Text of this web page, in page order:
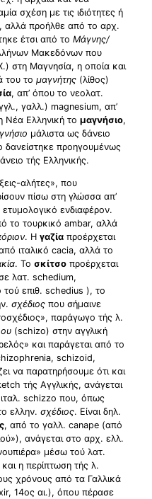
σχέση με τις ιδιότητες ή
αλλά προήλθε από το αρχ.
έτσι από το Μάγνης/
Μακεδόνων που
στη Μαγνησία, η οποία και
του το μαγνήτης(λίθος)
, απ’ όπου το νεολατ.
γαλλ.) magnesium, απ’
Νέα Ελληνική το μαγνήσιο,
μάλιστα ως δάνειο
δανείστηκε προηγουμένως
τής Ελληνικής.
αλήτες», που
πίσω στη γλώσσα απ’
ετυμολογικό ενδιαφέρον.
το τουρκικό ambar, αλλά
. Η γαζίαπροέρχεται
ιταλικό cacia, αλλά το
. Το σκίτσοπροέρχεται
λατ. schedium,
τού επιθ. schedius ), το
σχέδιοςπου σήμαινε
παράγωγο τής λ.
(schizo) στην αγγλική
και παράγεται από το
schizoid,
να παρατηρήσουμε ότι και
τής Αγγλικής, ανάγεται
schizzo που, όπως
ελλην. σχέδιος. Είναι δηλ.
, από το γαλλ. canape (από
ανάγεται στο αρχ. ελλ.
μέσω τού λατ.
η περίπτωση τής λ.
χρόνους από τα Γαλλικά
14ος αι.), όπου πέρασε